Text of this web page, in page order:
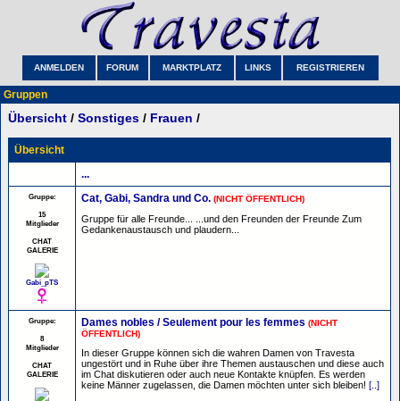
ANMELDEN FORUM MARKTPLATZ LINKS REGISTRIEREN
Gruppen
Übersicht / Sonstiges / Frauen /
Übersicht
...
Gruppe:
15
Mitglieder
CHAT
GALERIE
Gabi_pTS
Cat, Gabi, Sandra und Co. (NICHT ÖFFENTLICH)
Gruppe für alle Freunde... ...und den Freunden der Freunde Zum
Gedankenaustausch und plaudern...
Gruppe:
8
Mitglieder
CHAT
GALERIE
Dames nobles / Seulement pour les femmes (NICHT
ÖFFENTLICH)
In dieser Gruppe können sich die wahren Damen von Travesta
ungestört und in Ruhe über ihre Themen austauschen und diese auch
im Chat diskutieren oder auch neue Kontakte knüpfen. Es werden
keine Männer zugelassen, die Damen möchten unter sich bleiben! [..]